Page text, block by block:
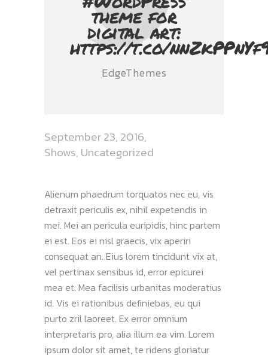
theme for
digital art:
https://t.co/
EdgeThemes
September 23, 2016
Shows, Uncategorized
Alienum phaedrum torquatos nec eu, vis
detraxit periculis ex, nihil expetendis in
mei. Mei an pericula euripidis, hinc partem
ei est. Eos ei nisl graecis, vix aperiri
consequat an. Eius lorem tincidunt vix at,
vel pertinax sensibus id, error epicurei
mea et. Mea facilisis urbanitas moderatius
id. Vis ei rationibus definiebas, eu qui
purto zril laoreet. Ex error omnium
interpretaris pro, alia illum ea vim. Lorem
ipsum dolor sit amet, te ridens gloriatur